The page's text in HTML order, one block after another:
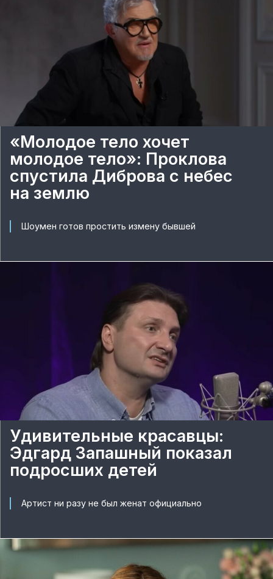
«Молодое тело хочет
молодое тело»: Проклова
спустила Диброва с небес
на землю
Шоумен готов простить измену бывшей
Удивительные красавцы:
Эдгард Запашный показал
подросших детей
Артист ни разу не был женат официально